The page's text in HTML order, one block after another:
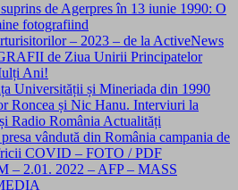
de Agerpres în 13 iunie 1990: O
fotografiind
– 2023 – de la ActiveNews
de Ziua Unirii Principatelor
Ani!
Universității și Mineriada din 1990
Roncea și Nic Hanu. Interviuri la
Radio România Actualități
vândută din România campania de
COVID – FOTO / PDF
– 2.01. 2022 – AFP – MASS